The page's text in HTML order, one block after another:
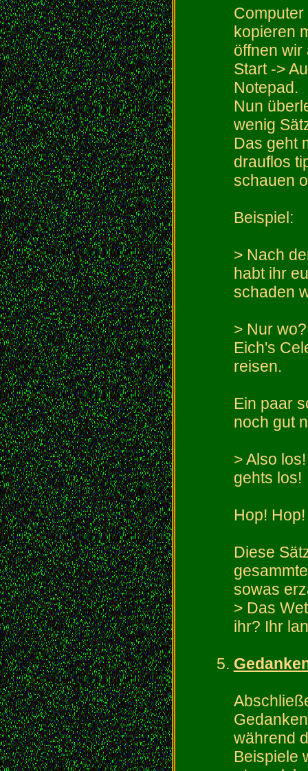
kopieren
öffnen wir
Start ->
Notepad.
Nun
wenig
Das geht
drauflos
schauen
Beispiel:
> Nach
habt ihr
schaden
> Nur
Eich's
reisen.
Ein paar
noch gut
> Also
gehts los!
Hop!
Diese
sowas
> Das
ihr? Ihr
während
Beispiele